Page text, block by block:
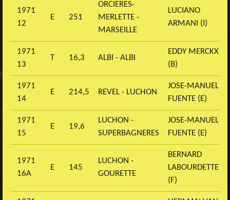
1971
12
E 251
ORCIERES-
MERLETTE -
MARSEILLE
LUCIANO
ARMANI (I)
1971
13
T 16,3 ALBI - ALBI
EDDY MERCKX
(B)
1971
14
E 214,5 REVEL - LUCHON
JOSE-MANUEL
FUENTE (E)
1971
15
E 19,6
LUCHON -
SUPERBAGNERES
JOSE-MANUEL
FUENTE (E)
1971
16A
E 145
LUCHON -
GOURETTE
BERNARD
LABOURDETTE
(F)